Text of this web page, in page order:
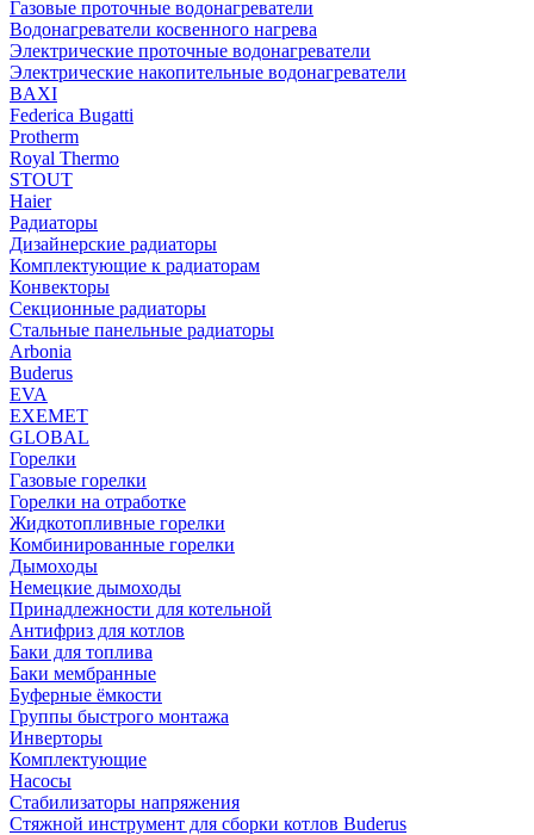
Газовые проточные водонагреватели
Водонагреватели косвенного нагрева
Электрические проточные водонагреватели
Электрические накопительные водонагреватели
BAXI
Federica Bugatti
Protherm
Royal Thermo
STOUT
Haier
Радиаторы
Дизайнерские радиаторы
Комплектующие к радиаторам
Конвекторы
Секционные радиаторы
Стальные панельные радиаторы
Arbonia
Buderus
EVA
EXEMET
GLOBAL
Горелки
Газовые горелки
Горелки на отработке
Жидкотопливные горелки
Комбинированные горелки
Дымоходы
Немецкие дымоходы
Принадлежности для котельной
Антифриз для котлов
Баки для топлива
Баки мембранные
Буферные ёмкости
Группы быстрого монтажа
Инверторы
Комплектующие
Насосы
Стабилизаторы напряжения
Стяжной инструмент для сборки котлов Buderus